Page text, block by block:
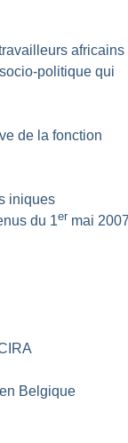
africains
politique qui
de la fonction
iniques
du 1er mai
Belgique